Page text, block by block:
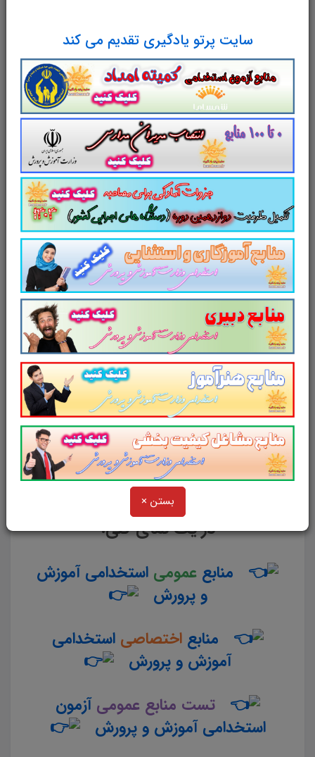
سایت پرتو یادگیری تقدیم می کند
بستن ×
مجموعه سوالات و تست کتابزبان
انگلیسی عمومی با پاسخ تشریحی
سوالات و تست کتابزبان انگلیسی عمومی
شامل
تست در185 صفحهبا پاسخ تشریحیدر
قالب فایلpdf. بهترین منبع برای آزمون های
استخدامی می باشد.جزوه سوالات تستی کتاب
زبان انگلیسی عمومیمطالب خوانده شده
داوطلبین آزمون استخدامی را نظم بخشیده و
منسجم می سازد. این مجموعهمرور سریع
داوطلب را سبب می شود و آگاهی های وی را
نظم بخشیده و یک آمادگی و شبیه سازی را برای
جلسه آزمون به همراه دارد . مطالعه این منبع برای
همه داوطلبین عزیز پیشنهاد می شود.
از دیگر منابع آزمون استخدامی وزارت
آموزش و پرورش در سایت پرتو
یادگیری دیدن فرمایید.
و
در یک نمای کلی:
منابع عمومی استخدامی آموزش
و پرورش
منابعاختصاصیاستخدامی
آموزش و پرورش
تست منابع عمومی آزمون
استخدامی آموزش و پرورش